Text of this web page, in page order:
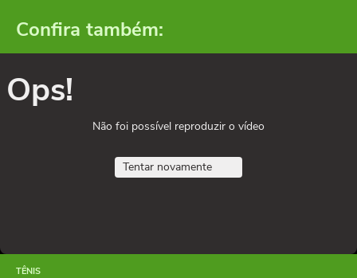
Confira também:
Ops!
Não foi possível reproduzir o vídeo
Tentar novamente
TÊNIS